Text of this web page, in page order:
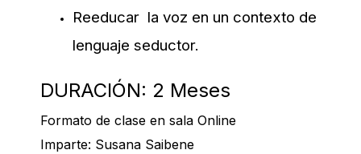
Reeducar la voz en un contexto de
lenguaje seductor.
DURACIÓN: 2 Meses
Formato de clase en sala Online
Imparte: Susana Saibene